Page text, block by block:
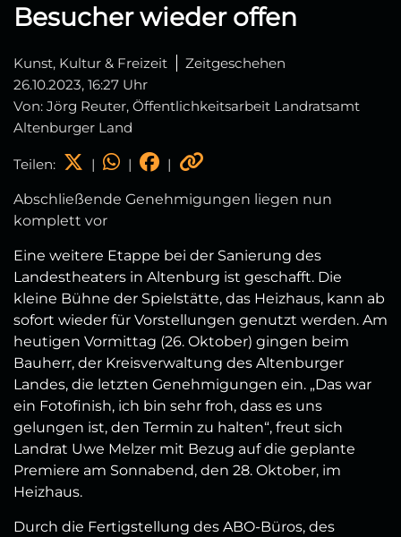
Besucher wieder offen
Kunst, Kultur & Freizeit
Zeitgeschehen
26.10.2023, 16:27 Uhr
Von: Jörg Reuter, Öffentlichkeitsarbeit Landratsamt
Altenburger Land
Teilen: | | |
Abschließende Genehmigungen liegen nun
komplett vor
Eine weitere Etappe bei der Sanierung des
Landestheaters in Altenburg ist geschafft. Die
kleine Bühne der Spielstätte, das Heizhaus, kann ab
sofort wieder für Vorstellungen genutzt werden. Am
heutigen Vormittag (26. Oktober) gingen beim
Bauherr, der Kreisverwaltung des Altenburger
Landes, die letzten Genehmigungen ein. „Das war
ein Fotofinish, ich bin sehr froh, dass es uns
gelungen ist, den Termin zu halten“, freut sich
Landrat Uwe Melzer mit Bezug auf die geplante
Premiere am Sonnabend, den 28. Oktober, im
Heizhaus.
Durch die Fertigstellung des ABO-Büros, des